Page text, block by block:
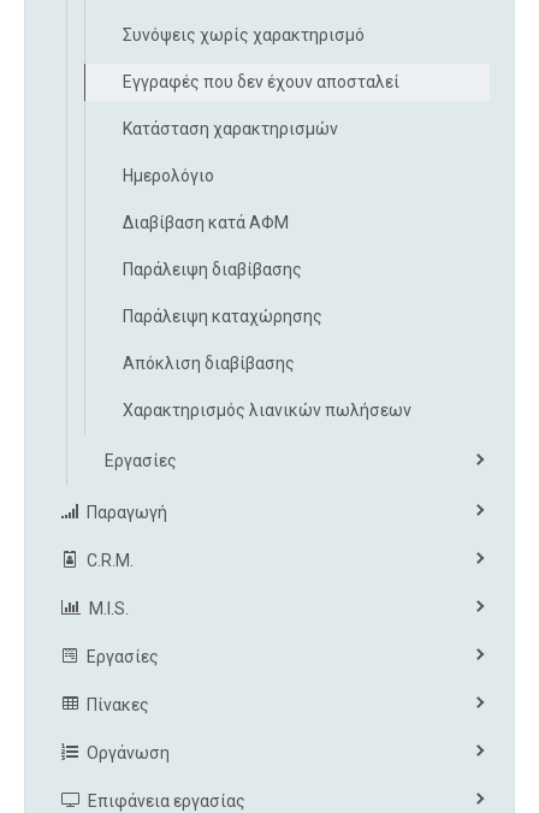
Συνόψεις χωρίς χαρακτηρισμό
Εγγραφές που δεν έχουν αποσταλεί
Κατάσταση χαρακτηρισμών
Ημερολόγιο
Διαβίβαση κατά ΑΦΜ
Παράλειψη διαβίβασης
Παράλειψη καταχώρησης
Απόκλιση διαβίβασης
Χαρακτηρισμός λιανικών πωλήσεων
Εργασίες
Παραγωγή
C.R.M.
M.I.S.
Εργασίες
Πίνακες
Οργάνωση
Επιφάνεια εργασίας